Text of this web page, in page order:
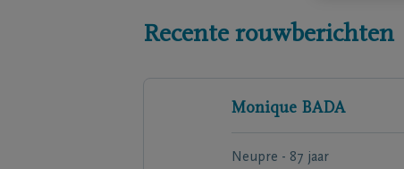
Recente rouwberichten
Monique BADA
Neupre - 87 jaar